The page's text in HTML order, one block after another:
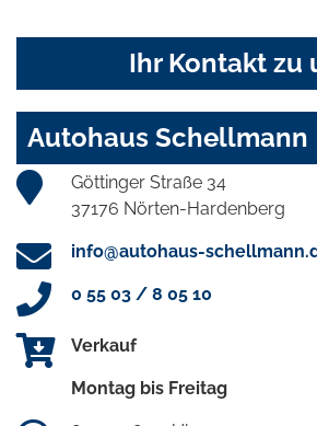
Ihr Kontakt zu
Autohaus Schellmann
Göttinger Straße 34
37176 Nörten-Hardenberg
info@autohaus-
0 55 03 / 8 05 10
Verkauf
Montag bis Freitag